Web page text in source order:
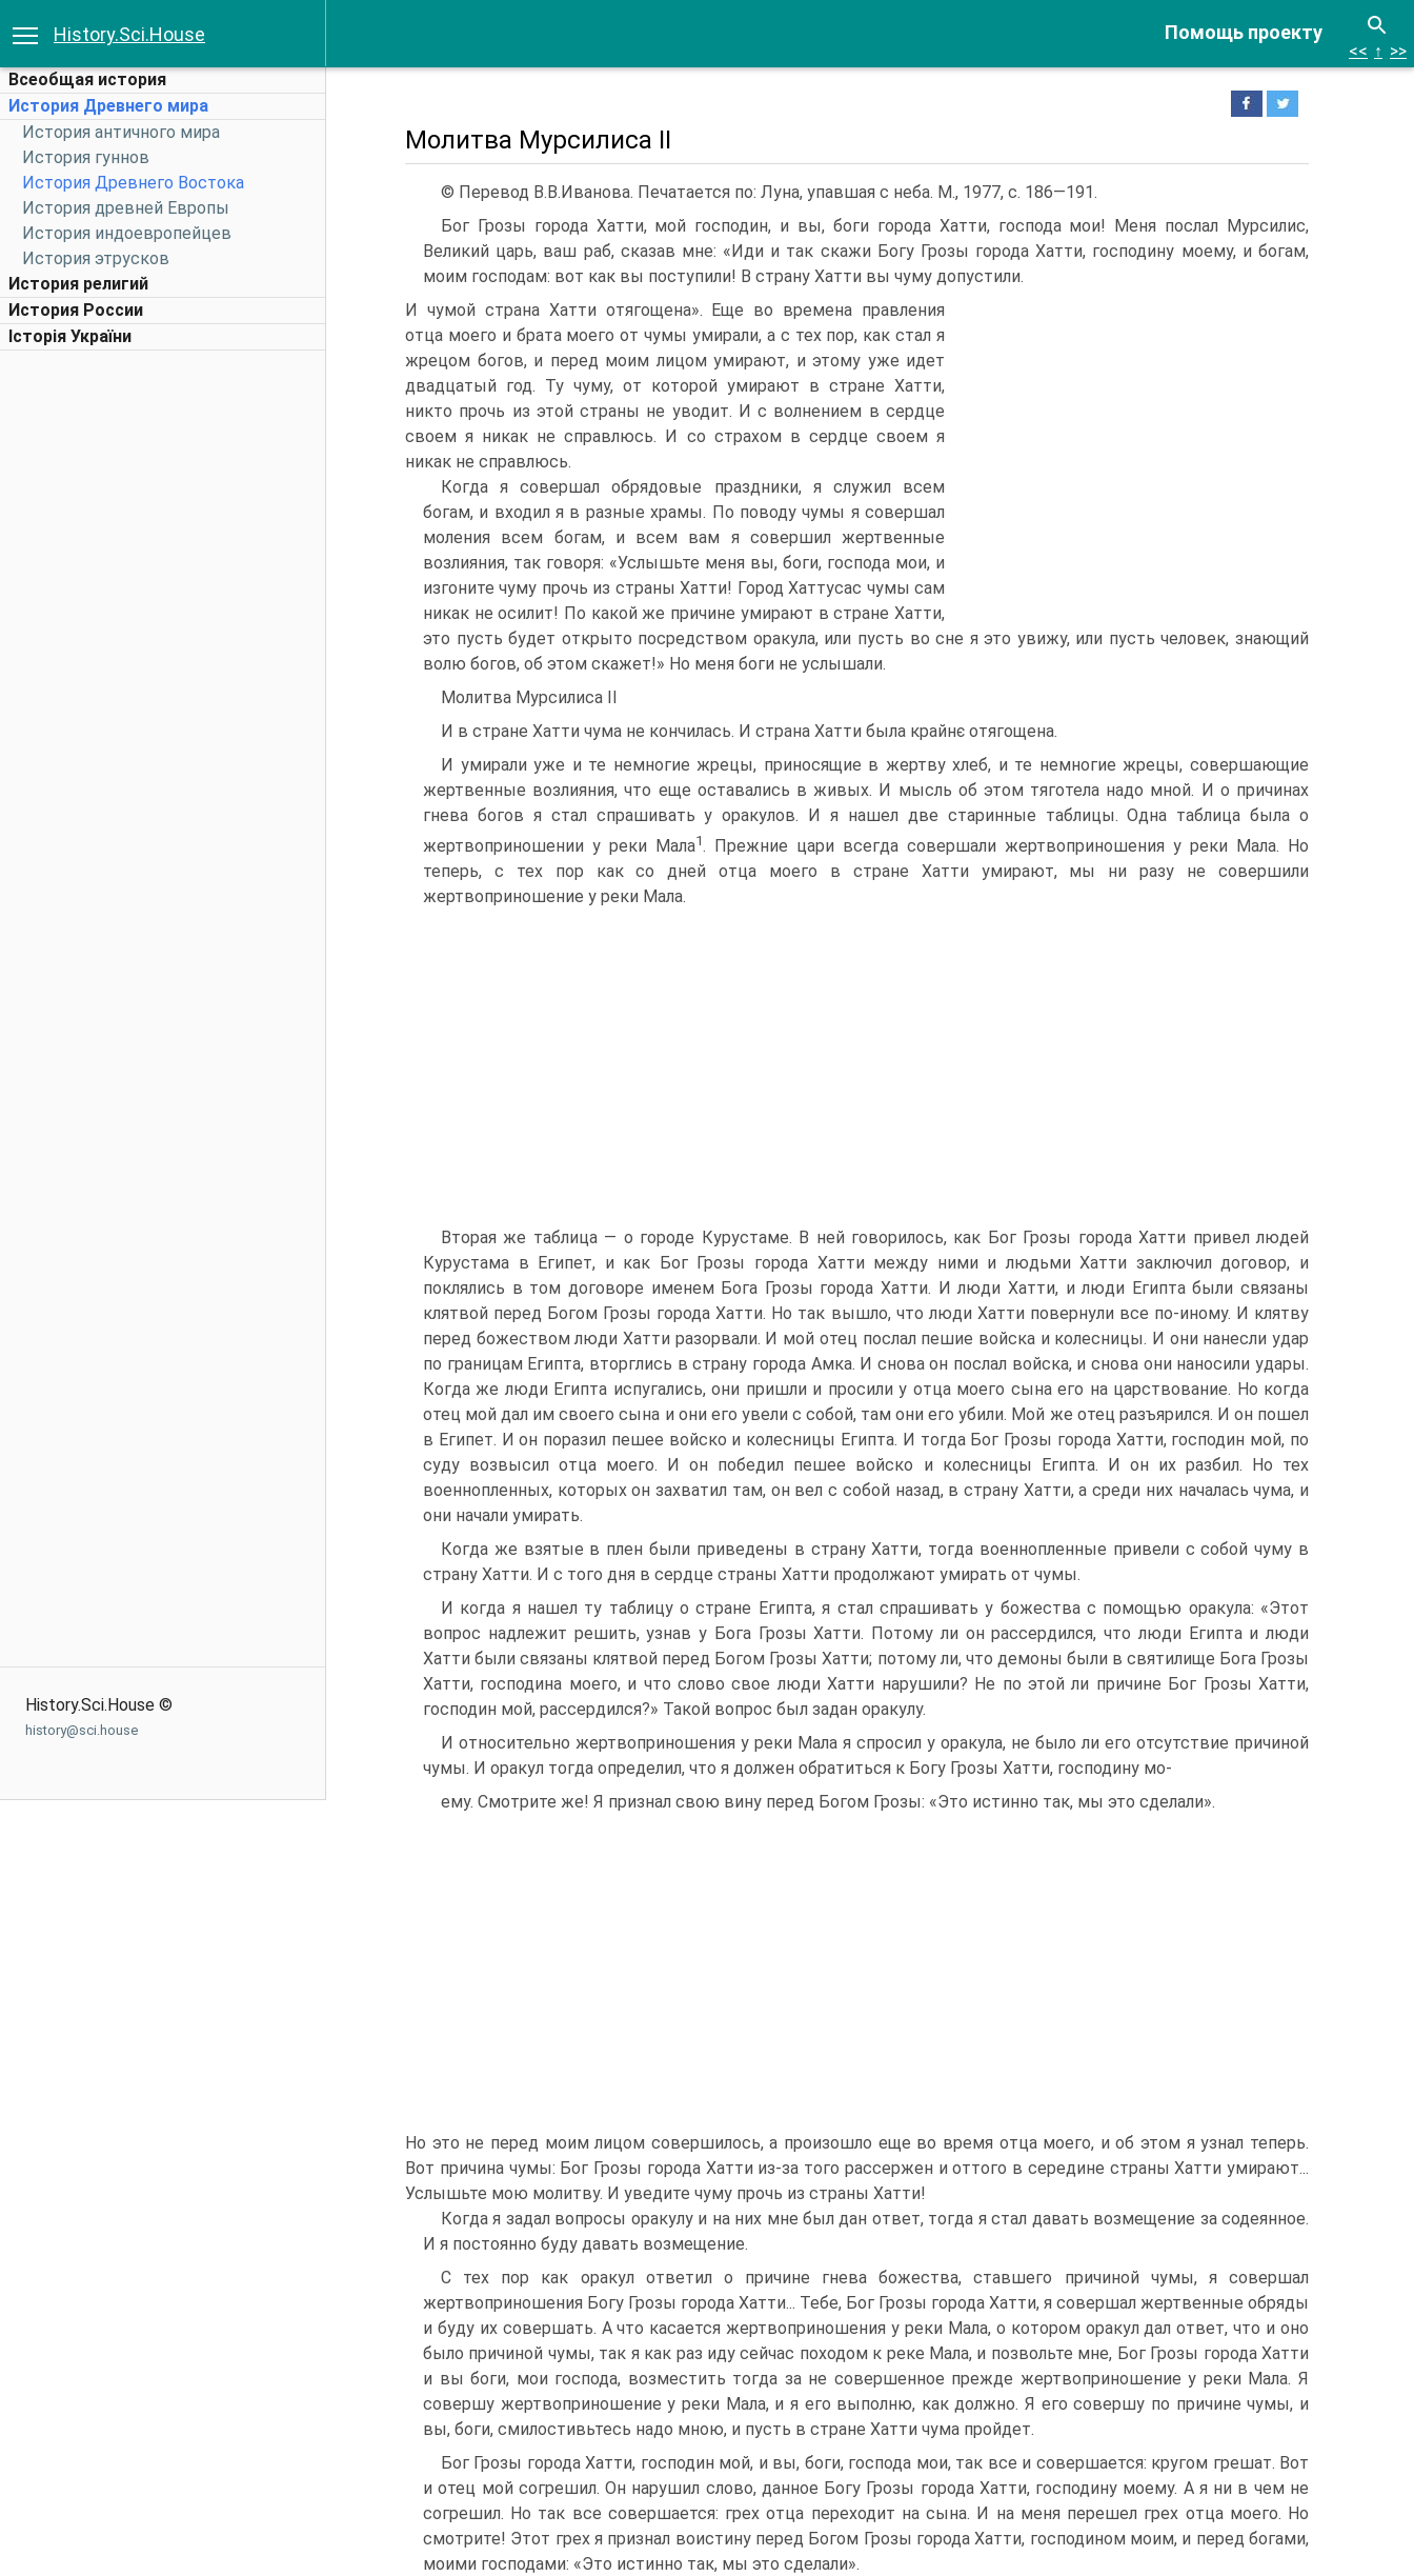
Помощь проекту
History.Sci.House
Всеобщая история
История Древнего мира
История античного мира
История гуннов
История Древнего Востока
История древней Европы
История индоевропейцев
История этрусков
История религий
История России
Історія України
History.Sci.House ©
history@sci.house
<< ↑ >>
Молитва Мурсилиса II
© Перевод В.В.Иванова. Печатается по: Луна, упавшая с неба. M., 1977, с. 186—191.
Бог Грозы города Хатти, мой господин, и вы, боги города Хатти, господа мои! Меня послал Мурсилис,
Великий царь, ваш раб, сказав мне: «Иди и так скажи Богу Грозы города Хатти, господину моему, и богам,
моим господам: вот как вы поступили! В страну Хатти вы чуму допустили.
И чумой страна Хатти отягощена». Еще во времена прав­ления
отца моего и брата моего от чумы умирали, а с тех пор, как стал я
жрецом богов, и перед моим лицом умирают, и этому уже идет
двадцатый год. Ту чуму, от которой умирают в стране Хатти,
никто прочь из этой страны не уводит. И с волнением в сердце
сво­ем я никак не справлюсь. И со страхом в сердце своем я
никак не справлюсь.
Когда я совершал обрядовые праздники, я служил всем
богам, и входил я в разные храмы. По поводу чумы я совершал
моления всем богам, и всем вам я совершил жертвенные
возлияния, так говоря: «Услышьте меня вы, боги, господа мои, и
изгоните чуму прочь из страны Хатти! Город Хаттусас чумы сам
никак не осилит! По какой же причине умирают в стране Хатти,
это пусть будет открыто по­средством оракула, или пусть во сне я это увижу, или пусть человек, знающий
волю богов, об этом скажет!» Но меня боги не услышали.
Молитва Мурсилиса II
И в стране Хатти чума не кончилась. И страна Хатти была крайнє отягощена.
И умирали уже и те немногие жрецы, приносящие в жертву хлеб, и те немногие жрецы, совершающие
жертвенные возлияния, что еще оставались в живых. И мысль об этом тяготела надо мной. И о причинах
гнева богов я стал спрашивать у оракулов. И я нашел две старинные таблицы. Одна таблица была о
жертвоприношении у реки Мала1. Прежние цари всегда совершали жертвоприношения у реки Мала. Но
теперь, с тех пор как со дней отца моего в стране Хатти умирают, мы ни разу не совершили
жертвоприношение у ре­ки Мала.
Вторая же таблица — о городе Курустаме. В ней говорилось, как Бог Грозы города Хатти привел людей
Курустама в Египет, и как Бог Грозы города Хатти между ними и людьми Хатти заключил договор, и
поклялись в том договоре именем Бога Грозы города Хатти. И люди Хатти, и люди Египта были связаны
клятвой перед Богом Грозы горо­да Хатти. Но так вышло, что люди Хатти повернули все по-иному. И клятву
перед божеством люди Хатти разорвали. И мой отец послал пешие войска и колесницы. И они нанесли удар
по границам Египта, вторглись в страну города Амка. И снова он послал войска, и снова они наносили удары.
Когда же люди Египта испугались, они пришли и просили у отца моего сына его на царствование. Но когда
отец мой дал им своего сына и они его увели с собой, там они его убили. Мой же отец разъярился. И он пошел
в Египет. И он поразил пешее вой­ско и колесницы Египта. И тогда Бог Грозы города Хатти, господин мой, по
суду возвысил отца моего. И он победил пешее войско и ко­лесницы Египта. И он их разбил. Но тех
военнопленных, которых он захватил там, он вел с собой назад, в страну Хатти, а среди них на­чалась чума, и
они начали умирать.
Когда же взятые в плен были приведены в страну Хатти, тогда военнопленные привели с собой чуму в
страну Хатти. И с того дня в сердце страны Хатти продолжают умирать от чумы.
И когда я нашел ту таблицу о стране Египта, я стал спрашивать у божества с помощью оракула: «Этот
вопрос надлежит решить, узнав у Бога Грозы Хатти. Потому ли он рассердился, что люди Египта и люди
Хатти были связаны клятвой перед Богом Грозы Хатти; потому ли, что демоны были в святилище Бога Грозы
Хатти, господина моего, и что слово свое люди Хатти нарушили? Не по этой ли причине Бог Грозы Хатти,
господин мой, рассердился?» Такой вопрос был задан оракулу.
И относительно жертвоприношения у реки Мала я спросил у ора­кула, не было ли его отсутствие причиной
чумы. И оракул тогда оп­ределил, что я должен обратиться к Богу Грозы Хатти, господину мо-
ему. Смотрите же! Я признал свою вину перед Богом Грозы: «Это ис­тинно так, мы это сделали».
Но это не перед моим лицом соверши­лось, а произошло еще во время отца моего, и об этом я узнал те­перь.
Вот причина чумы: Бог Грозы города Хатти из-за того рассержен и оттого в середине страны Хатти умирают...
Услышьте мою молитву. И уведите чуму прочь из страны Хатти!
Когда я задал вопросы оракулу и на них мне был дан ответ, тогда я стал давать возмещение за содеянное.
И я постоянно буду давать возмещение.
C тех пор как оракул ответил о причине гнева божества, ставшего причиной чумы, я совершал
жертвоприношения Богу Грозы города Хатти... Тебе, Бог Грозы города Хатти, я совершал жертвенные обря­ды
и буду их совершать. А что касается жертвоприношения у реки Мала, о котором оракул дал ответ, что и оно
было причиной чумы, так я как раз иду сейчас походом к реке Мала, и позвольте мне, Бог Грозы города Хатти
и вы боги, мои господа, возместить тогда за не совершенное прежде жертвоприношение у реки Мала. Я
совершу жертвоприношение у реки Мала, и я его выполню, как должно. Я его совершу по причине чумы, и
вы, боги, смилостивьтесь надо мною, и пусть в стране Хатти чума пройдет.
Бог Грозы города Хатти, господин мой, и вы, боги, господа мои, так все и совершается: кругом грешат. Вот
и отец мой согрешил. Он нарушил слово, данное Богу Грозы города Хатти, господину моему. А я ни в чем не
согрешил. Но так все совершается: грех отца переходит на сына. И на меня перешел грех отца моего. Но
смотрите! Этот грех я признал воистину перед Богом Грозы города Хатти, господином мо­им, и перед богами,
моими господами: «Это истинно так, мы это сде­лали».